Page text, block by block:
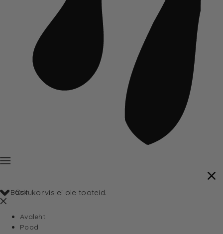
Ostukorvis ei ole tooteid.
Back
Avaleht
Pood